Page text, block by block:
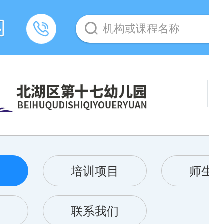
机构或课程名称
培训项目 师
联系我们